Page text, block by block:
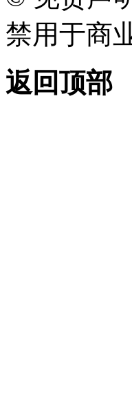
禁用于商
返回顶部